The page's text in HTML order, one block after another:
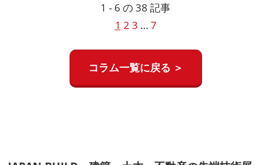
1 - 6 の 38 記事
次
1 2 3 … 7
コラム一覧に戻る ＞